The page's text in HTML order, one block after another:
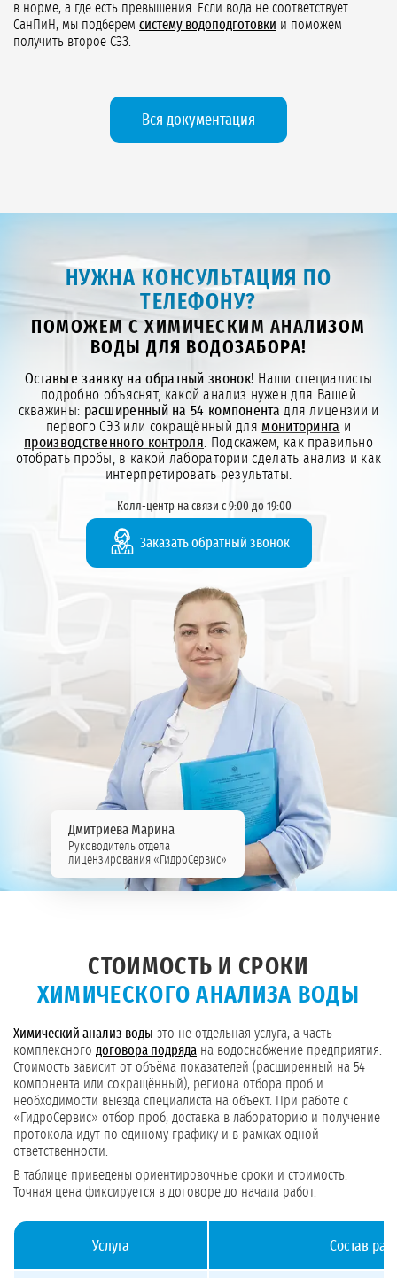
в норме, а где есть превышения. Если вода не соответствует
СанПиН, мы подберём систему водоподготовки и поможем
получить второе СЭЗ.
Вся документация
НУЖНА КОНСУЛЬТАЦИЯ ПО
ТЕЛЕФОНУ?
ПОМОЖЕМ С ХИМИЧЕСКИМ АНАЛИЗОМ
ВОДЫ ДЛЯ ВОДОЗАБОРА!
Оставьте заявку на обратный звонок! Наши специалисты
подробно объяснят, какой анализ нужен для Вашей
скважины: расширенный на 54 компонента для лицензии и
первого СЭЗ или сокращённый для мониторинга и
производственного контроля . Подскажем, как правильно
отобрать пробы, в какой лаборатории сделать анализ и как
интерпретировать результаты.
Колл-центр на связи с 9:00 до 19:00
Заказать обратный звонок
Дмитриева Марина
Руководитель отдела
лицензирования «ГидроСервис»
СТОИМОСТЬ И СРОКИ
ХИМИЧЕСКОГО АНАЛИЗА ВОДЫ
Химический анализ воды это не отдельная услуга, а часть
комплексного договора подряда на водоснабжение предприятия.
Стоимость зависит от объёма показателей (расширенный на 54
компонента или сокращённый), региона отбора проб и
необходимости выезда специалиста на объект. При работе с
«ГидроСервис» отбор проб, доставка в лабораторию и получение
протокола идут по единому графику и в рамках одной
ответственности.
В таблице приведены ориентировочные сроки и стоимость.
Точная цена фиксируется в договоре до начала работ.
Услуга Состав